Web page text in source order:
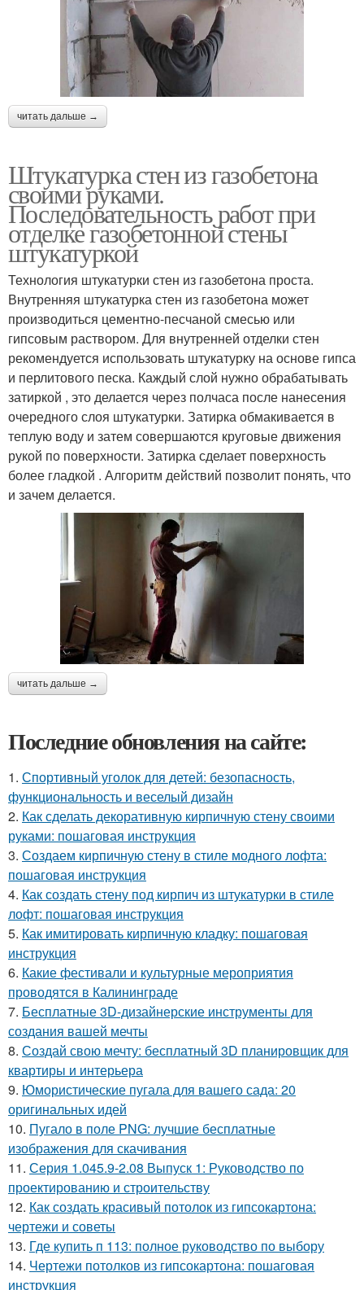
читать дальше →
Штукатурка стен из газобетона
своими руками.
Последовательность работ при
отделке газобетонной стены
штукатуркой
Технология штукатурки стен из газобетона проста.
Внутренняя штукатурка стен из газобетона может
производиться цементно-песчаной смесью или
гипсовым раствором. Для внутренней отделки стен
рекомендуется использовать штукатурку на основе гипса
и перлитового песка. Каждый слой нужно обрабатывать
затиркой , это делается через полчаса после нанесения
очередного слоя штукатурки. Затирка обмакивается в
теплую воду и затем совершаются круговые движения
рукой по поверхности. Затирка сделает поверхность
более гладкой . Алгоритм действий позволит понять, что
и зачем делается.
читать дальше →
Последние обновления на сайте:
1. Спортивный уголок для детей: безопасность,
функциональность и веселый дизайн
2. Как сделать декоративную кирпичную стену своими
руками: пошаговая инструкция
3. Создаем кирпичную стену в стиле модного лофта:
пошаговая инструкция
4. Как создать стену под кирпич из штукатурки в стиле
лофт: пошаговая инструкция
5. Как имитировать кирпичную кладку: пошаговая
инструкция
6. Какие фестивали и культурные мероприятия
проводятся в Калининграде
7. Бесплатные 3D-дизайнерские инструменты для
создания вашей мечты
8. Создай свою мечту: бесплатный 3D планировщик для
квартиры и интерьера
9. Юмористические пугала для вашего сада: 20
оригинальных идей
10. Пугало в поле PNG: лучшие бесплатные
изображения для скачивания
11. Серия 1.045.9-2.08 Выпуск 1: Руководство по
проектированию и строительству
12. Как создать красивый потолок из гипсокартона:
чертежи и советы
13. Где купить п 113: полное руководство по выбору
14. Чертежи потолков из гипсокартона: пошаговая
инструкция